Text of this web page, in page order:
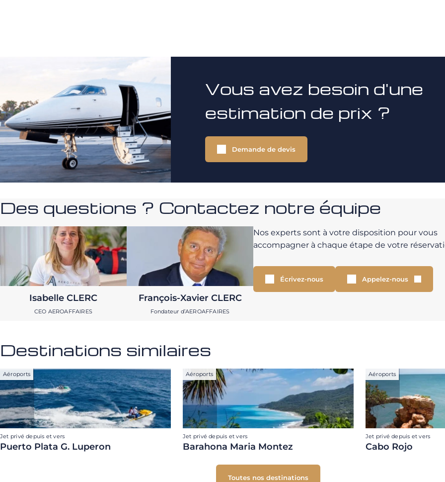
Vous avez besoin d'une
estimation de prix ?
Demande de devis
Des questions ? Contactez notre équipe
Isabelle CLERC
CEO AEROAFFAIRES
François-Xavier CLERC
Fondateur d’AEROAFFAIRES
Nos experts sont à votre disposition pour vous
accompagner à chaque étape de votre
Écrivez-nous Appelez-nous
Destinations similaires
Aéroports
Jet privé depuis et vers
Puerto Plata G. Luperon
Aéroports
Jet privé depuis et vers
Barahona Maria Montez
Aéroports
Jet privé depuis et vers
Cabo Rojo
Toutes nos destinations